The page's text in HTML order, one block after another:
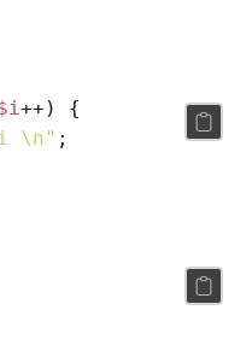
++) {
\n" ;